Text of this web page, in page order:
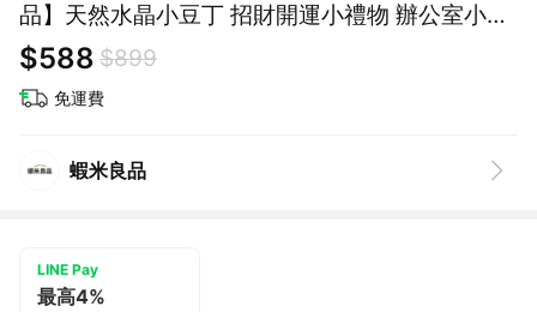
品】天然水晶小豆丁 招財開運小禮物 辦公室小物
生日禮物 七夕情人禮物 聖誕節交換禮物 10色 幸
運物
$588 $899
免運費
蝦米良品
LINE Pay
最高4%